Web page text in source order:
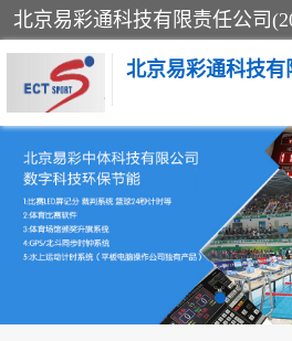
北京易彩通科技有
记分系统
智能颁奖旗系统
计时计分及成绩处理系统